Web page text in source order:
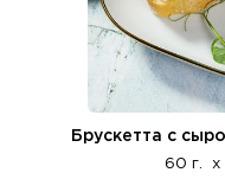
Брускетта с
60 г. x